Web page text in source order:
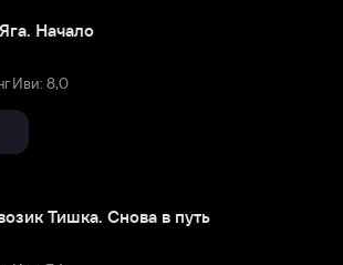
Начало
Иви: 8,0
Тишка. Снова в путь